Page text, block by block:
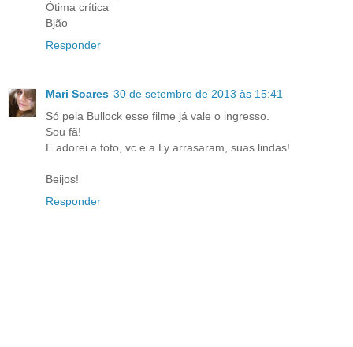
Ótima crítica
Bjão
Responder
Mari Soares 30 de setembro de 2013 às 15:41
Só pela Bullock esse filme já vale o ingresso.
Sou fã!
E adorei a foto, vc e a Ly arrasaram, suas lindas!
Beijos!
Responder